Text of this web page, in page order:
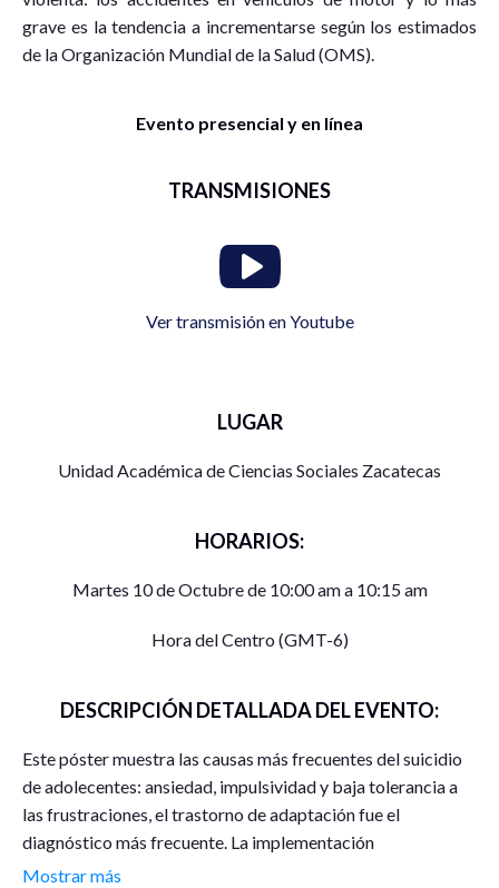
grave es la tendencia a incrementarse según los estimados
de la Organización Mundial de la Salud (OMS).
Evento presencial y en línea
TRANSMISIONES
Ver transmisión en Youtube
LUGAR
Unidad Académica de Ciencias Sociales Zacatecas
HORARIOS:
Martes 10 de Octubre de 10:00 am a 10:15 am
Hora del Centro (GMT-6)
DESCRIPCIÓN DETALLADA DEL EVENTO:
Este póster muestra las causas más frecuentes del suicidio
de adolecentes: ansiedad, impulsividad y baja tolerancia a
las frustraciones, el trastorno de adaptación fue el
diagnóstico más frecuente. La implementación
psicoterapéutica, logró modificar pensamientos, actitudes,
Mostrar más